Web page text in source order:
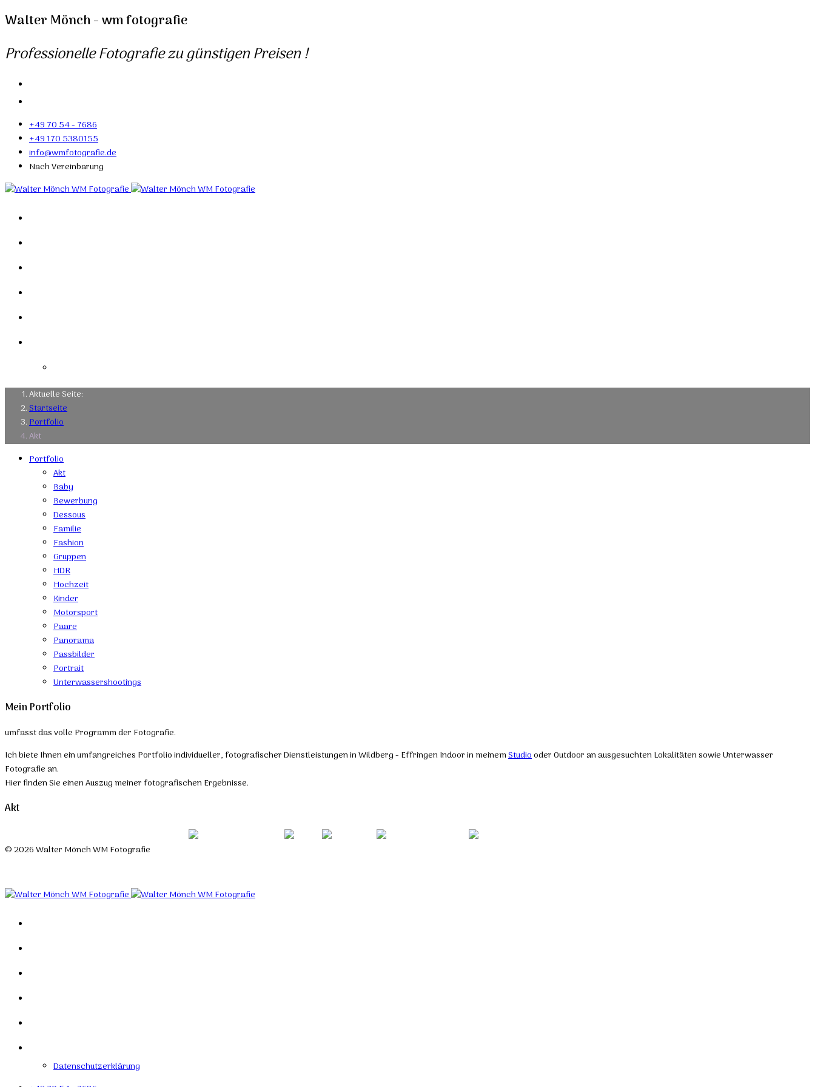
Walter Mönch - wm fotografie
Professionelle Fotografie zu günstigen Preisen !
+49 70 54 - 7686
+49 170 5380155
info@wmfotografie.de
Nach Vereinbarung
Aktuelle Seite:
Startseite
Portfolio
Akt
Portfolio
Akt
Baby
Bewerbung
Dessous
Familie
Fashion
Gruppen
HDR
Hochzeit
Kinder
Motorsport
Paare
Panorama
Passbilder
Portrait
Unterwassershootings
Mein Portfolio
umfasst das volle Programm der Fotografie.
Ich biete Ihnen ein umfangreiches Portfolio individueller, fotografischer Dienstleistungen in Wildberg - Effringen Indoor in meinemStudiooder Outdoor an ausgesuchten Lokalitäten sowie Unterwasser
Fotografie an.
Hier finden Sie einen Auszug meiner fotografischen Ergebnisse.
Akt
© 2026 Walter Mönch WM Fotografie
Datenschutzerklärung